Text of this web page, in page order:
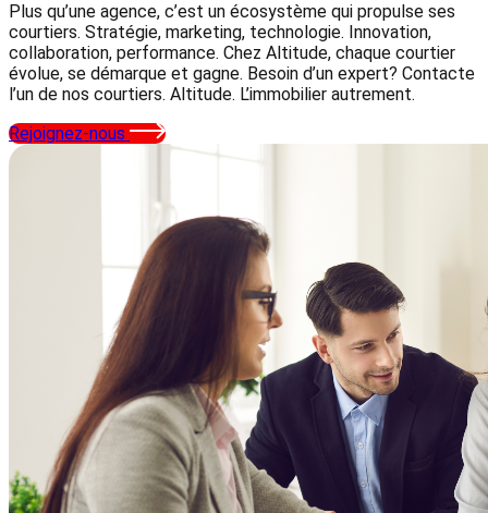
Plus qu’une agence, c’est un écosystème qui propulse ses
courtiers. Stratégie, marketing, technologie. Innovation,
collaboration, performance. Chez Altitude, chaque courtier
évolue, se démarque et gagne. Besoin d’un expert? Contacte
l’un de nos courtiers. Altitude. L’immobilier autrement.
Rejoignez-nous